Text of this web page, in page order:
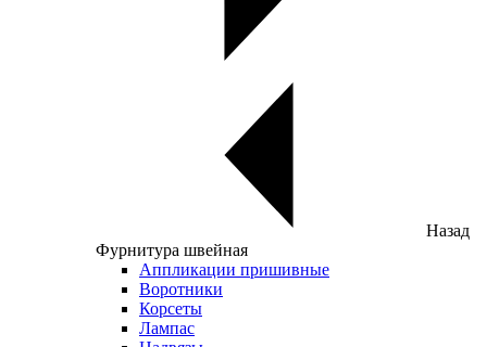
Назад
Фурнитура швейная
Аппликации пришивные
Воротники
Корсеты
Лампас